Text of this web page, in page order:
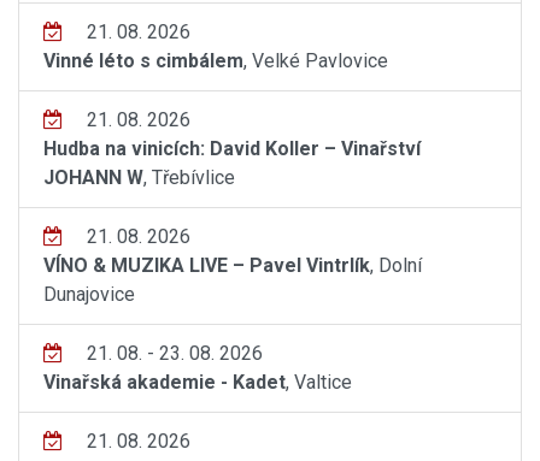
21. 08. 2026
Vinné léto s cimbálem, Velké Pavlovice
21. 08. 2026
Hudba na vinicích: David Koller – Vinařství
JOHANN W, Třebívlice
21. 08. 2026
VÍNO & MUZIKA LIVE – Pavel Vintrlík, Dolní
Dunajovice
21. 08. - 23. 08. 2026
Vinařská akademie - Kadet, Valtice
21. 08. 2026